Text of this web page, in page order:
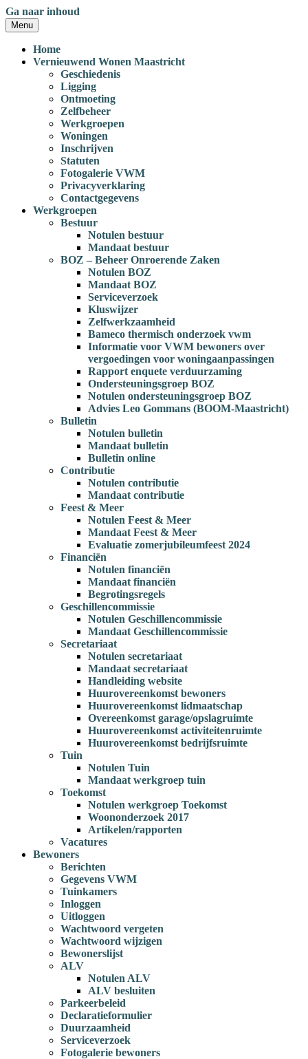
Ga naar inhoud
Menu
Home
Vernieuwend Wonen Maastricht
Geschiedenis
Ligging
Ontmoeting
Zelfbeheer
Werkgroepen
Woningen
Inschrijven
Statuten
Fotogalerie VWM
Privacyverklaring
Contactgegevens
Werkgroepen
Bestuur
Notulen bestuur
Mandaat bestuur
BOZ – Beheer Onroerende Zaken
Notulen BOZ
Mandaat BOZ
Serviceverzoek
Kluswijzer
Zelfwerkzaamheid
Bameco thermisch onderzoek vwm
Informatie voor VWM bewoners over
vergoedingen voor woningaanpassingen
Rapport enquete verduurzaming
Ondersteuningsgroep BOZ
Notulen ondersteuningsgroep BOZ
Advies Leo Gommans (BOOM-Maastricht)
Bulletin
Notulen bulletin
Mandaat bulletin
Bulletin online
Contributie
Notulen contributie
Mandaat contributie
Feest & Meer
Notulen Feest & Meer
Mandaat Feest & Meer
Evaluatie zomerjubileumfeest 2024
Financiën
Notulen financiën
Mandaat financiën
Begrotingsregels
Geschillencommissie
Notulen Geschillencommissie
Mandaat Geschillencommissie
Secretariaat
Notulen secretariaat
Mandaat secretariaat
Handleiding website
Huurovereenkomst bewoners
Huurovereenkomst lidmaatschap
Overeenkomst garage/opslagruimte
Huurovereenkomst activiteitenruimte
Huurovereenkomst bedrijfsruimte
Tuin
Notulen Tuin
Mandaat werkgroep tuin
Toekomst
Notulen werkgroep Toekomst
Woononderzoek 2017
Artikelen/rapporten
Vacatures
Bewoners
Berichten
Gegevens VWM
Tuinkamers
Inloggen
Uitloggen
Wachtwoord vergeten
Wachtwoord wijzigen
Bewonerslijst
ALV
Notulen ALV
ALV besluiten
Parkeerbeleid
Declaratieformulier
Duurzaamheid
Serviceverzoek
Fotogalerie bewoners